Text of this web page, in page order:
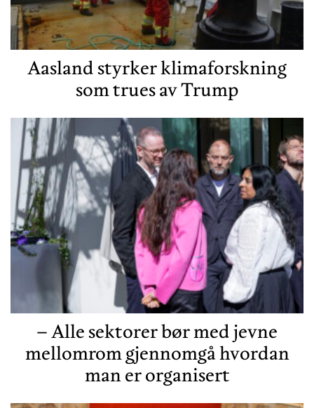
Aasland styrker klimaforskning
som trues av Trump
– Alle sektorer bør med jevne
mellomrom gjennomgå hvordan
man er organisert